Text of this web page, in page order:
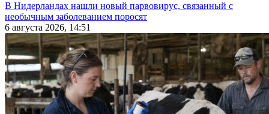
В Нидерландах нашли новый парвовирус, связанный с
необычным заболеванием поросят
6 августа 2026, 14:51